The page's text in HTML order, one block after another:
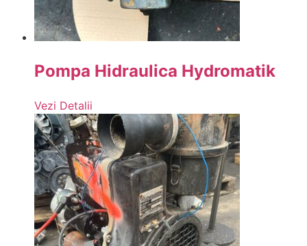
Pompa Hidraulica Hydromatik
Vezi Detalii